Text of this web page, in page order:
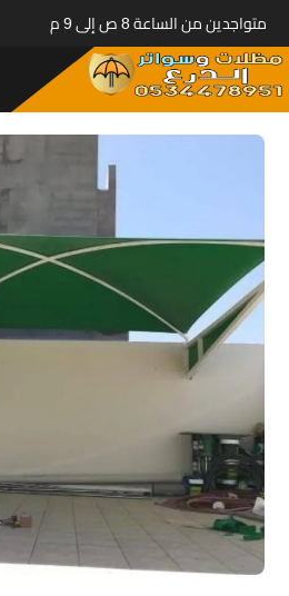
متواجدين من الساعة 8 ص إلى 9 م